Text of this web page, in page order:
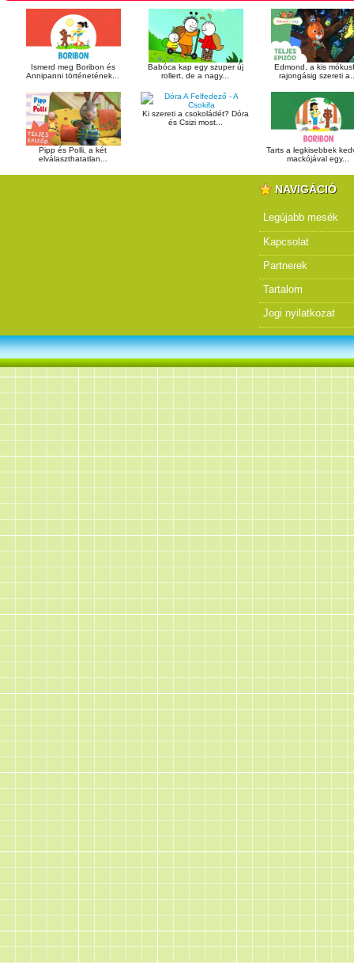
Ismerd meg Boribon és
Annipanni történetének...
Babóca kap egy szuper új
rollert, de a nagy...
Edmond, a kis
rajongásig szereti
Pipp és Polli, a két
elválaszthatatlan...
Ki szereti a csokoládét? Dóra
és Csizi most...
Tarts a legkisebbek
mackójával egy...
NAVIGÁCIÓ
Legújabb mesék
Kapcsolat
Partnerek
Tartalom
Jogi nyilatkozat